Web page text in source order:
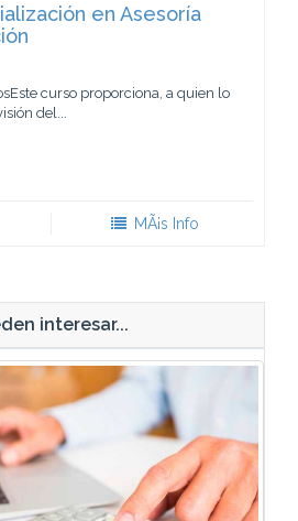
en Asesoría
curso proporciona, a quien lo
del...
MÃ¡s Info
interesar...